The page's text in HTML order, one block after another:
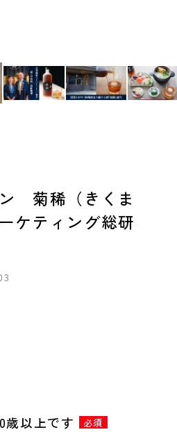
菊稀（きくま
ケティング総研
歳以上です 必須